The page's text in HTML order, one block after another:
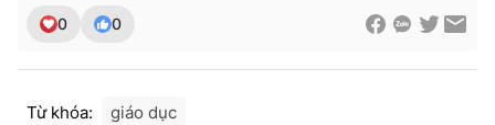
0 0
Từ khóa: giáo dục